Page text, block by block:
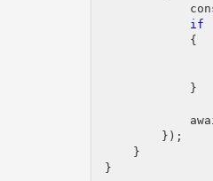
if
            {
            }
        });
    }